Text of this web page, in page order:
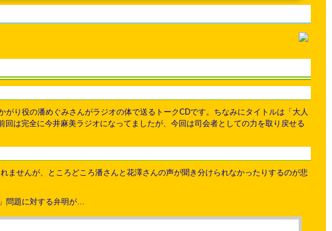
り役の潘めぐみさんがラジオの体で送るトークCDです。ちなみにタイトルは「大人
は完全に今井麻美ラジオになってましたが、今回は司会者としての力を取り戻せる
せんが、ところどころ潘さんと花澤さんの声が聞き分けられなかったりするのが悲
問題に対する弁明が…